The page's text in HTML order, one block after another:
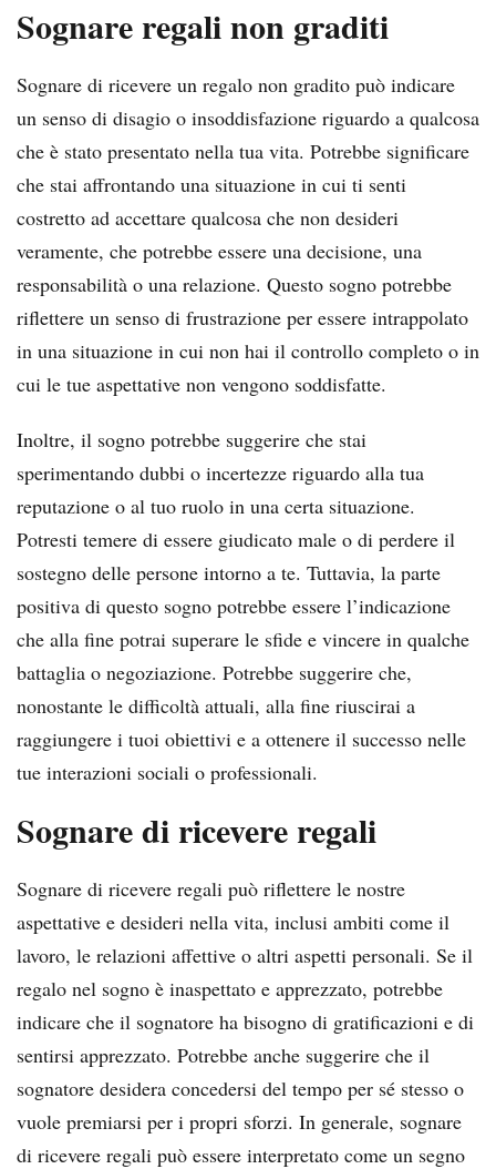
Sognare regali non graditi
Sognare di ricevere un regalo non gradito può indicare
un senso di disagio o insoddisfazione riguardo a qualcosa
che è stato presentato nella tua vita. Potrebbe significare
che stai affrontando una situazione in cui ti senti
costretto ad accettare qualcosa che non desideri
veramente, che potrebbe essere una decisione, una
responsabilità o una relazione. Questo sogno potrebbe
riflettere un senso di frustrazione per essere intrappolato
in una situazione in cui non hai il controllo completo o in
cui le tue aspettative non vengono soddisfatte.
Inoltre, il sogno potrebbe suggerire che stai
sperimentando dubbi o incertezze riguardo alla tua
reputazione o al tuo ruolo in una certa situazione.
Potresti temere di essere giudicato male o di perdere il
sostegno delle persone intorno a te. Tuttavia, la parte
positiva di questo sogno potrebbe essere l’indicazione
che alla fine potrai superare le sfide e vincere in qualche
battaglia o negoziazione. Potrebbe suggerire che,
nonostante le difficoltà attuali, alla fine riuscirai a
raggiungere i tuoi obiettivi e a ottenere il successo nelle
tue interazioni sociali o professionali.
Sognare di ricevere regali
Sognare di ricevere regali può riflettere le nostre
aspettative e desideri nella vita, inclusi ambiti come il
lavoro, le relazioni affettive o altri aspetti personali. Se il
regalo nel sogno è inaspettato e apprezzato, potrebbe
indicare che il sognatore ha bisogno di gratificazioni e di
sentirsi apprezzato. Potrebbe anche suggerire che il
sognatore desidera concedersi del tempo per sé stesso o
vuole premiarsi per i propri sforzi. In generale, sognare
di ricevere regali può essere interpretato come un segno